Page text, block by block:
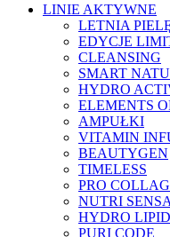
LINIE AKTYWNE
LETNIA
EDYCJE
CLEANSING
SMART
HYDRO
ELEMENTS
AMPUŁKI
VITAMIN
BEAUTYGEN
TIMELESS
PRO
NUTRI
HYDRO LIPID
PURI CODE